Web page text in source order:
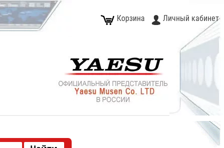
Корзина Личный кабинет